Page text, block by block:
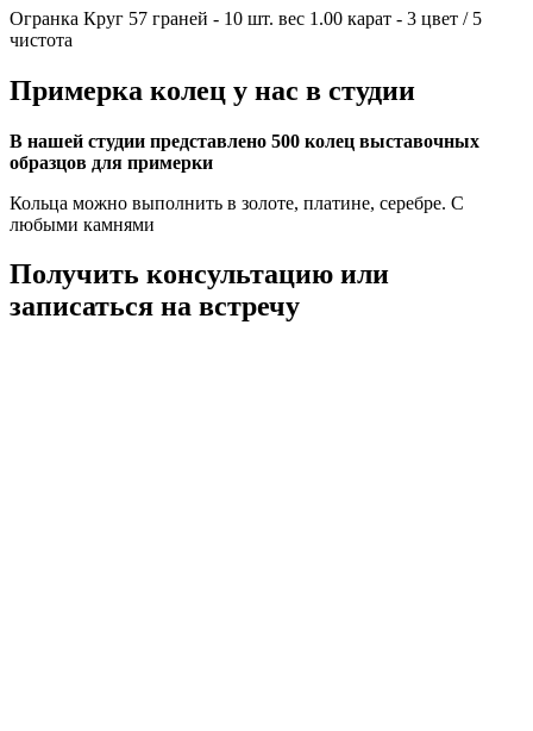
Огранка Круг 57 граней - 10 шт. вес 1.00 карат - 3 цвет / 5
чистота
Примерка колец у нас в студии
В нашей студии представлено 500 колец выставочных
образцов для примерки
Кольца можно выполнить в золоте, платине, серебре. С
любыми камнями
Получить консультацию или
записаться на встречу